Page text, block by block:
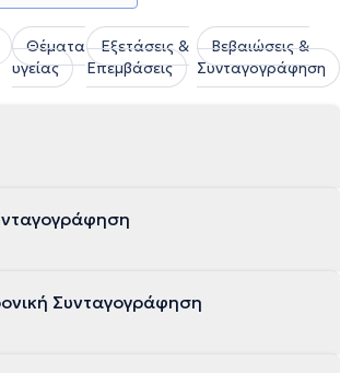
Θέματα
υγείας
Εξετάσεις &
Επεμβάσεις
Βεβαιώσεις &
Συνταγογράφηση
Συνταγογράφηση